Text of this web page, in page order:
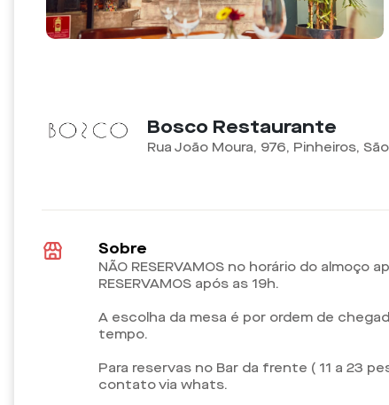
Bosco Restaurante
Rua João Moura, 976, Pinheiros,
Sobre
NÃO RESERVAMOS no horário do almoço
RESERVAMOS após as 19h.
A escolha da mesa é por ordem de
tempo.
Para reservas no Bar da frente ( 11 a 23
contato via whats.